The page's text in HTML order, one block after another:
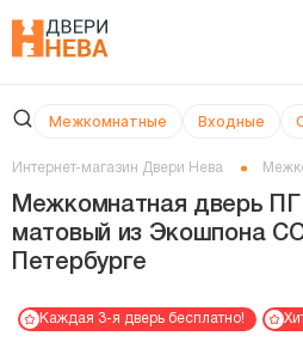
Межкомнатные Входные
Интернет-магазин Двери Нева
Межкомнатная дверь
матовый из Экошпона
Петербурге
Каждая 3-я дверь бесплатно!